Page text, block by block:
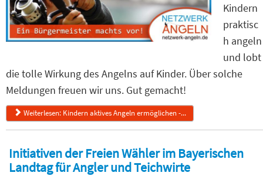
Kindern
praktisc
h angeln
und lobt
die tolle Wirkung des Angelns auf Kinder. Über solche
Meldungen freuen wir uns. Gut gemacht!
Weiterlesen: Kindern aktives Angeln ermöglichen -...
Initiativen der Freien Wähler im Bayerischen
Landtag für Angler und Teichwirte